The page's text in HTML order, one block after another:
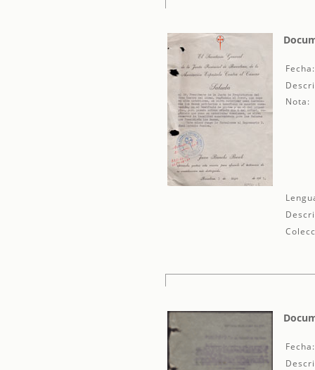
Fecha:
Nota:
Fecha: